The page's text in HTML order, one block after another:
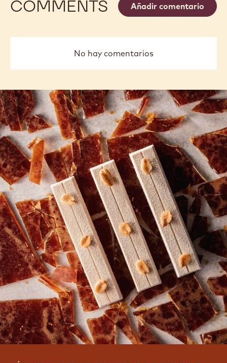
COMMENTS Añadir comentario
No hay comentarios